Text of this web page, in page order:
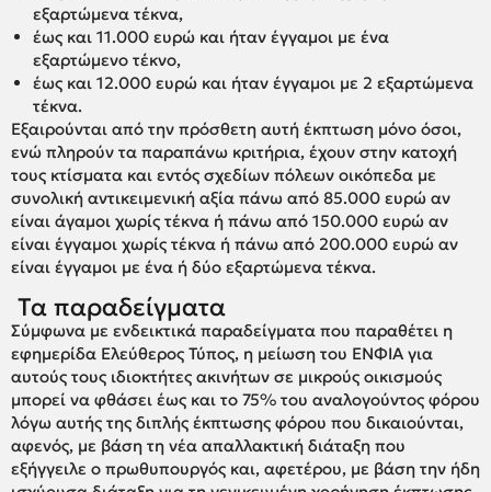
εξαρτώμενα τέκνα,
έως και 11.000 ευρώ και ήταν έγγαμοι με ένα
εξαρτώμενο τέκνο,
έως και 12.000 ευρώ και ήταν έγγαμοι με 2 εξαρτώμενα
τέκνα.
Εξαιρούνται από την πρόσθετη αυτή έκπτωση μόνο όσοι,
ενώ πληρούν τα παραπάνω κριτήρια, έχουν στην κατοχή
τους κτίσματα και εντός σχεδίων πόλεων οικόπεδα με
συνολική αντικειμενική αξία πάνω από 85.000 ευρώ αν
είναι άγαμοι χωρίς τέκνα ή πάνω από 150.000 ευρώ αν
είναι έγγαμοι χωρίς τέκνα ή πάνω από 200.000 ευρώ αν
είναι έγγαμοι με ένα ή δύο εξαρτώμενα τέκνα.
Τα παραδείγματα
Σύμφωνα με ενδεικτικά παραδείγματα που παραθέτει η
εφημερίδα Ελεύθερος Τύπος, η μείωση του ΕΝΦΙΑ για
αυτούς τους ιδιοκτήτες ακινήτων σε μικρούς οικισμούς
μπορεί να φθάσει έως και το 75% του αναλογούντος φόρου
λόγω αυτής της διπλής έκπτωσης φόρου που δικαιούνται,
αφενός, με βάση τη νέα απαλλακτική διάταξη που
εξήγγειλε ο πρωθυπουργός και, αφετέρου, με βάση την ήδη